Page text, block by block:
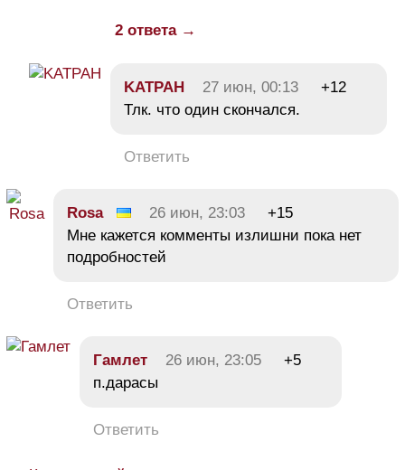
2 ответа →
KATPAH 27 июн, 00:13
+12
Тлк. что один скончался.
Ответить
Rosa 26 июн, 23:03
+15
Мне кажется комменты излишни пока нет
подробностей
Ответить
Гамлет 26 июн, 23:05
+5
п.дарасы
Ответить